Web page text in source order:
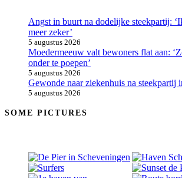
Angst in buurt na dodelijke steekpartij:
meer zeker’
5 augustus 2026
Moedermeeuw valt bewoners flat aan:
onder te poepen’
5 augustus 2026
Gewonde naar ziekenhuis na steekpartij
5 augustus 2026
SOME PICTURES